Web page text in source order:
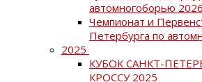
автомногоборью 2026
Чемпионат и
Петербурга по
2025
КУБОК САНКТ-
КРОССУ 2025